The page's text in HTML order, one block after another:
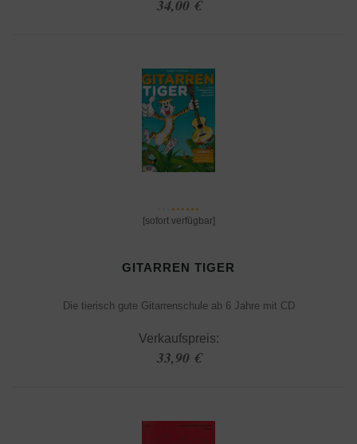
34,00 €
[sofort verfügbar]
GITARREN TIGER
Die tierisch gute Gitarrenschule ab 6 Jahre mit CD
Verkaufspreis:
33,90 €